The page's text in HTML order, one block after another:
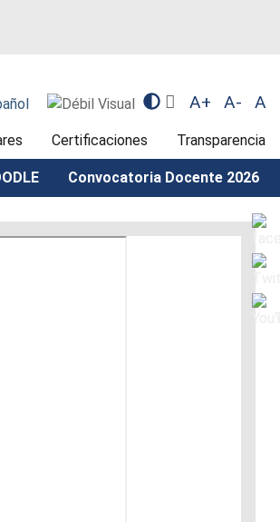
A+ A- A
Certificaciones Transparencia
Convocatoria Docente 2026